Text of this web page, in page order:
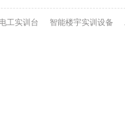
电工实训台 智能楼宇实训设备